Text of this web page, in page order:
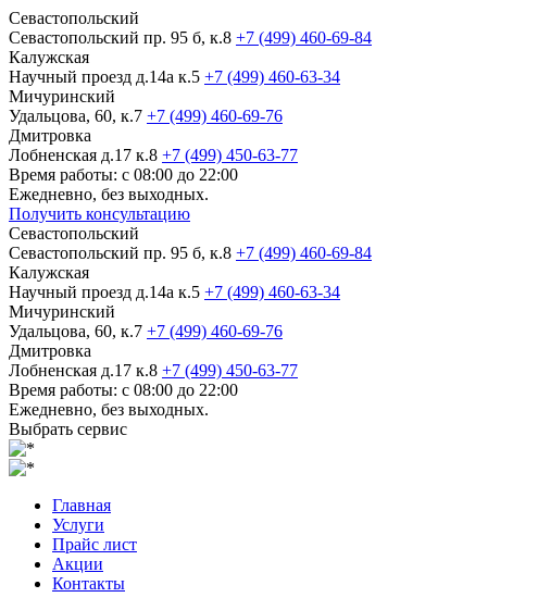
Севастопольский
Севастопольский пр. 95 б, к.8 +7 (499) 460-69-84
Калужская
Научный проезд д.14а к.5 +7 (499) 460-63-34
Мичуринский
Удальцова, 60, к.7 +7 (499) 460-69-76
Дмитровка
Лобненская д.17 к.8 +7 (499) 450-63-77
Время работы: с 08:00 до 22:00
Ежедневно, без выходных.
Получить консультацию
Севастопольский
Севастопольский пр. 95 б, к.8 +7 (499) 460-69-84
Калужская
Научный проезд д.14а к.5 +7 (499) 460-63-34
Мичуринский
Удальцова, 60, к.7 +7 (499) 460-69-76
Дмитровка
Лобненская д.17 к.8 +7 (499) 450-63-77
Время работы: с 08:00 до 22:00
Ежедневно, без выходных.
Выбрать сервис
Главная
Услуги
Прайс лист
Акции
Контакты